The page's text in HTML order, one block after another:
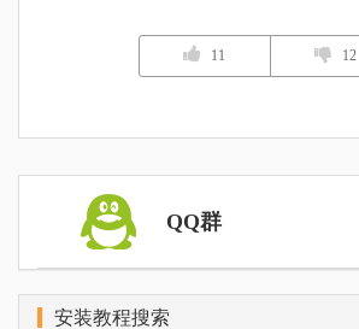
11 12
QQ群
安装教程搜索